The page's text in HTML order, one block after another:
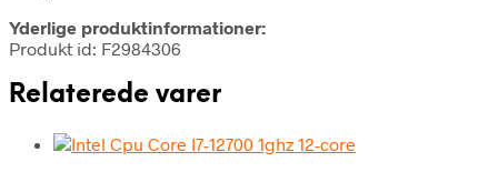
Yderlige produktinformationer:
Produkt id: F2984306
Relaterede varer